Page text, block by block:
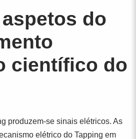
do
científico do
produzem-se sinais elétricos. As
elétrico do Tapping em